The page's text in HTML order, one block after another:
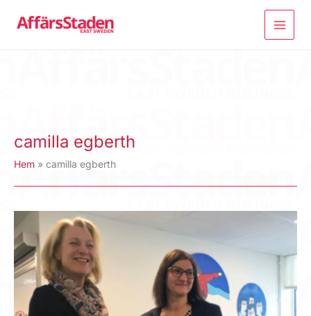
camilla egberth
Hem camilla egberth